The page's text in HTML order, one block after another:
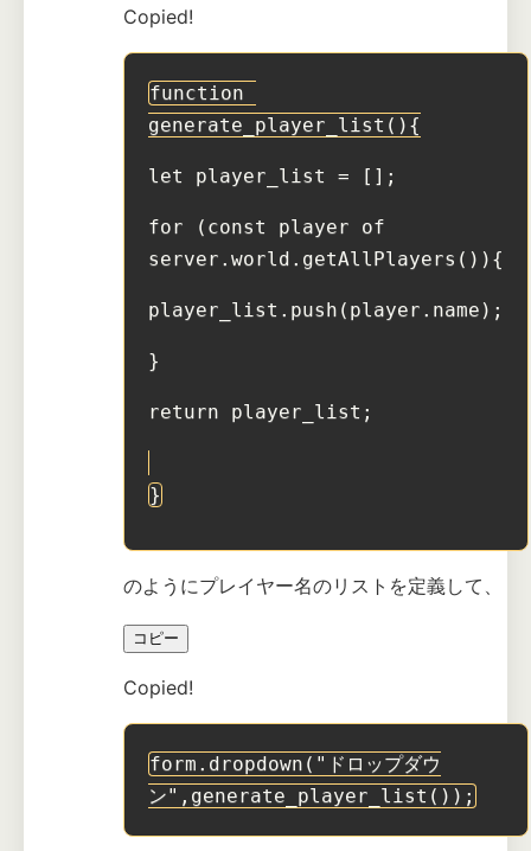
Copied!
function
generate_player_list(){
let player_list = [];
for (const player of
server.world.getAllPlayers()){
player_list.push(player.name);
}
return player_list;
}
のようにプレイヤー名のリストを定義して、
コピー
Copied!
form.dropdown("ドロップダウ
ン",generate_player_list());